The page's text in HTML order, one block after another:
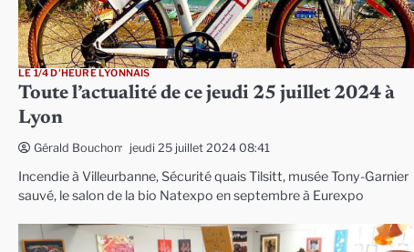
LE 1/4 D'HEURE LYONNAIS
Toute l’actualité de ce jeudi 25 juillet 2024 à
Lyon
Gérald Bouchon jeudi 25 juillet 2024 08:41
Incendie à Villeurbanne, Sécurité quais Tilsitt, musée Tony-Garnier
sauvé, le salon de la bio Natexpo en septembre à Eurexpo